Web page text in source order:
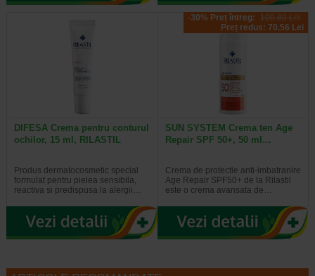
DIFESA Crema pentru conturul
ochilor, 15 ml, RILASTIL
Produs dermatocosmetic special
formulat pentru pielea sensibila,
reactiva si predispusa la alergii…
-30% Preț întreg: 100.80 Lei
Preț redus: 70.56 Lei
SUN SYSTEM Crema ten Age
Repair SPF 50+, 50 ml…
Crema de protectie anti-imbatranire
Age Repair SPF50+ de la Rilastil
este o crema avansata de…